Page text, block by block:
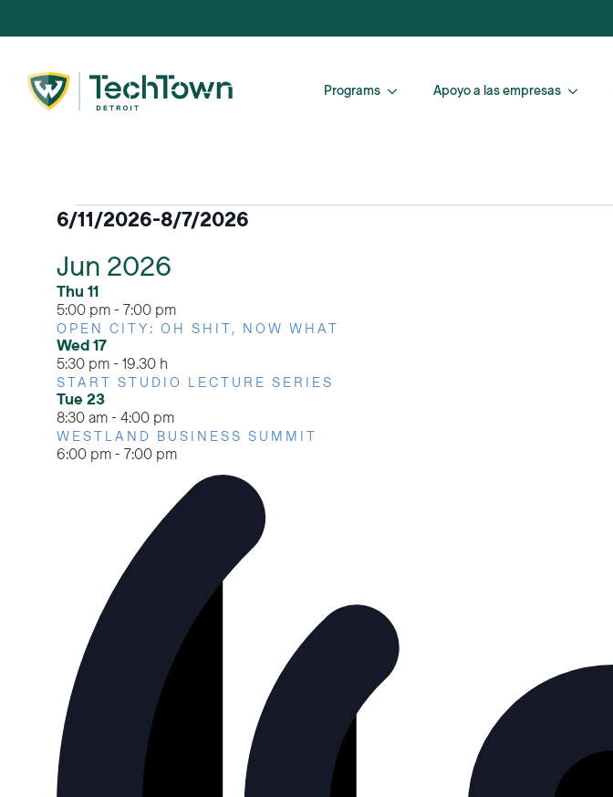
Programs Apoyo a las empresas
Eventos
6/11/2026-8/7/2026
la
fecha.
Jun 2026
Thu 11
5:00 pm- 7:00 pm
OPEN CITY: OH SHIT, NOW WHAT
Wed17
5:30 pm- 19.30 h
START STUDIO LECTURE SERIES
Tue23
8:30 am- 4:00 pm
WESTLAND BUSINESS SUMMIT
6:00 pm- 7:00 pm